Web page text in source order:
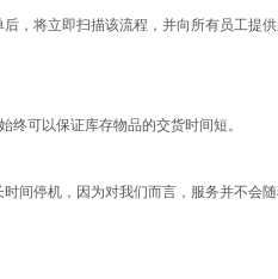
，将立即扫描该流程，并向所有员工提
可以保证库存物品的交货时间短。
间停机，因为对我们而言，服务并不会随